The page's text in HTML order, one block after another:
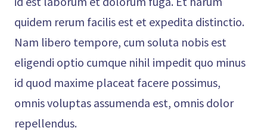
quidem rerum facilis est et expedita distinctio.
Nam libero tempore, cum soluta nobis est
eligendi optio cumque nihil impedit quo minus
id quod maxime placeat facere possimus,
omnis voluptas assumenda est, omnis dolor
repellendus.